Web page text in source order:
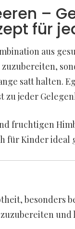
–
für
aus
satt halten.
zu jeder
fruchtigen
für Kinder ideal
besonders